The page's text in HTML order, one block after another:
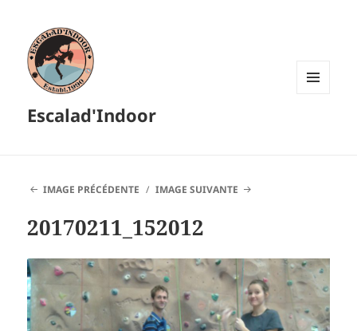
Escalad'Indoor
IMAGE PRÉCÉDENTE IMAGE SUIVANTE
20170211_152012